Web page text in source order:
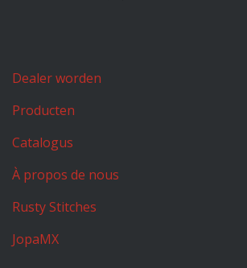
Dealer worden
Producten
Catalogus
À propos de nous
Rusty Stitches
JopaMX